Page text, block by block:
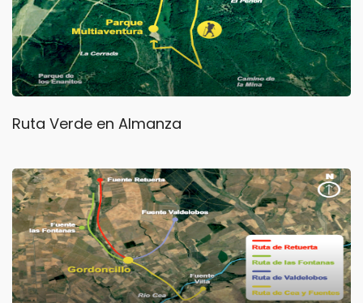
Ruta Verde en Almanza